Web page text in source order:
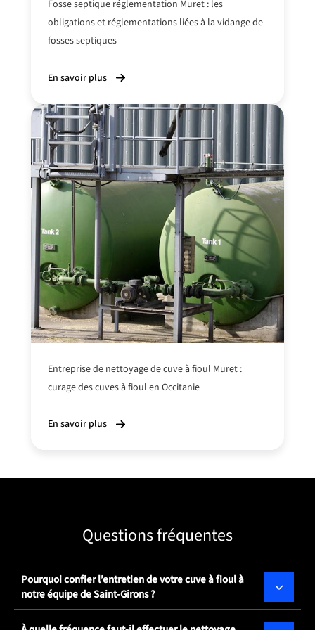
Fosse septique réglementation Muret : les
obligations et réglementations liées à la vidangede
fosses septiques
En savoir plus
Entreprise de nettoyage de cuve à fioul Muret :
curage des cuves à fioul en Occitanie
En savoir plus
Questions fréquentes
Pourquoi confier l’entretien de votre cuve à fioul à
notre équipe de Saint-Girons ?